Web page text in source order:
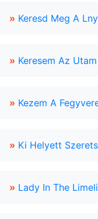
» Keresd Meg A
» Keresem Az Utam
» Kezem A
» Ki Helyett
» Lady In The